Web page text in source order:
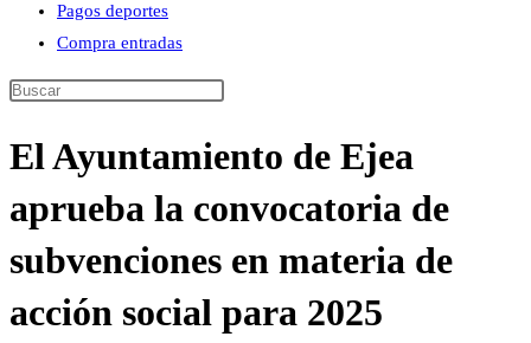
Pagos deportes
Compra entradas
Buscar
esta
El Ayuntamiento de Ejea
aprueba la convocatoria de
subvenciones en materia de
acción social para 2025